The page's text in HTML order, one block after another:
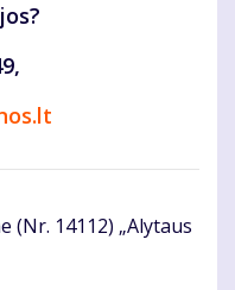
(Nr. 14112) „Alytaus